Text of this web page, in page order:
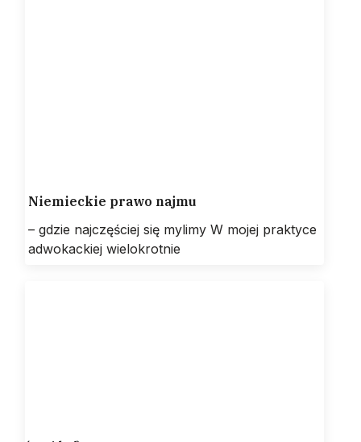
Niemieckie prawo najmu
– gdzie najczęściej się mylimy W mojej praktyce
adwokackiej wielokrotnie